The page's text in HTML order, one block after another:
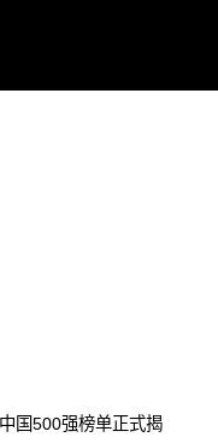
国500强榜单正式揭